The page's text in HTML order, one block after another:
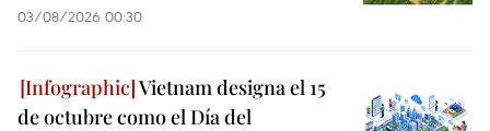
03/08/2026 00:30
Vietnam designa el 15
de octubre como el Día del